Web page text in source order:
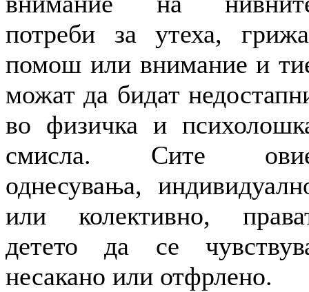
потреби за утеха,
помош или внимание и
можат да бидат
во физичка и
смисла. Сите
однесувања,
или колективно,
детето да се
несакано или отфрлено.